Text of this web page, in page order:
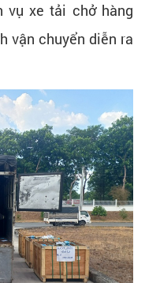
vụ xe tải chở hàng
vận chuyển diễn ra